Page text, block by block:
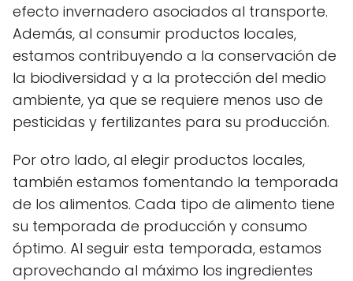
efecto invernadero asociados al transporte.
Además, al consumir productos locales,
estamos contribuyendo a la conservación de
la biodiversidad y a la protección del medio
ambiente, ya que se requiere menos uso de
pesticidas y fertilizantes para su producción.
Por otro lado, al elegir productos locales,
también estamos fomentando la temporada
de los alimentos. Cada tipo de alimento tiene
su temporada de producción y consumo
óptimo. Al seguir esta temporada, estamos
aprovechando al máximo los ingredientes